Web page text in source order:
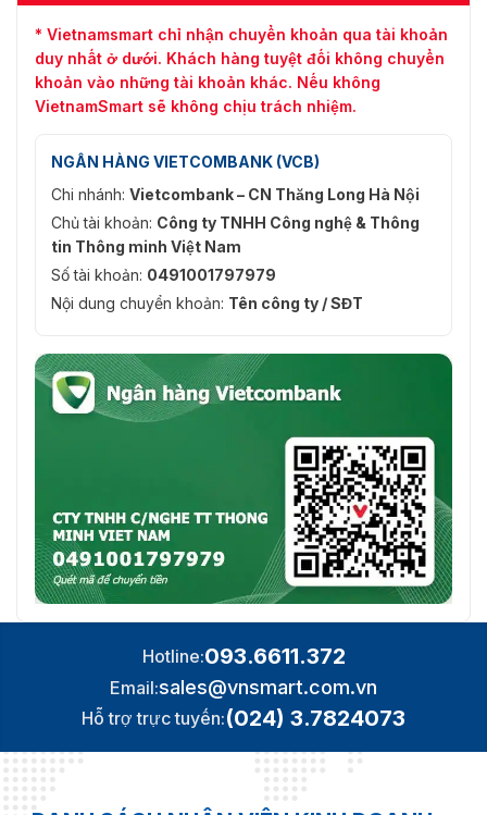
* Vietnamsmart chỉ nhận chuyển khoản qua tài khoản
duy nhất ở dưới. Khách hàng tuyệt đối không chuyển
khoản vào những tài khoản khác. Nếu không
VietnamSmart sẽ không chịu trách nhiệm.
NGÂN HÀNG VIETCOMBANK (VCB)
Chi nhánh: Vietcombank – CN Thăng Long Hà Nội
Chủ tài khoản: Công ty TNHH Công nghệ & Thông
tin Thông minh Việt Nam
Số tài khoản: 0491001797979
Nội dung chuyển khoản: Tên công ty / SĐT
Hotline:093.6611.372
Email:sales@vnsmart.com.vn
Hỗ trợ trực tuyến:(024) 3.7824073